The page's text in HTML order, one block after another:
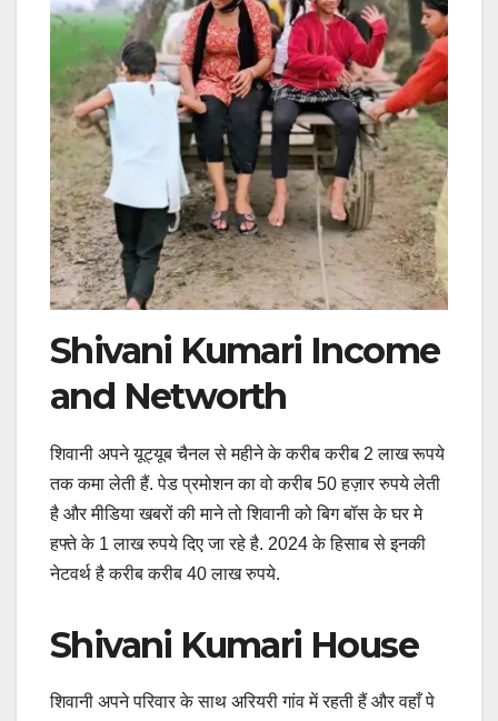
Shivani Kumari Income
and Networth
शिवानी अपने यूट्यूब चैनल से महीने के करीब करीब 2 लाख रूपये
तक कमा लेती हैं. पेड प्रमोशन का वो करीब 50 हज़ार रुपये लेती
है और मीडिया खबरों की माने तो शिवानी को बिग बॉस के घर मे
हफ्ते के 1 लाख रुपये दिए जा रहे है. 2024 के हिसाब से इनकी
नेटवर्थ है करीब करीब 40 लाख रुपये.
Shivani Kumari House
शिवानी अपने परिवार के साथ अरियरी गांव में रहती हैं और वहाँ पे